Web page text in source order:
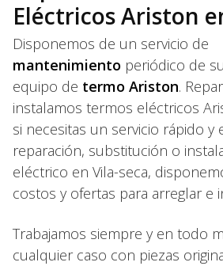
Eléctricos Ariston
Disponemos de un servicio de
mantenimiento periódico de
equipo de termo Ariston.
instalamos termos eléctricos
si necesitas un servicio rápido y
reparación, substitución o
eléctrico en Vila-seca,
costos y ofertas para arreglar e
Trabajamos siempre y en todo
cualquier caso con piezas